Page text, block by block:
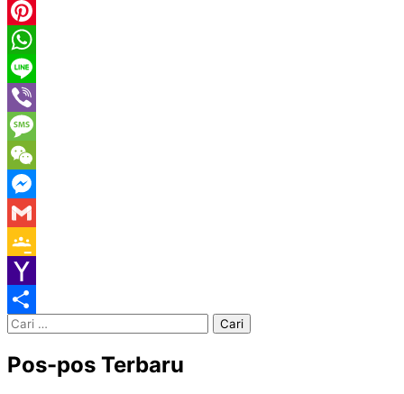
Email
Pinterest
WhatsApp
Line
Viber
Message
WeChat
Messenger
Gmail
Google
Classroom
Yahoo
Mail
Share
Cari
untuk:
Pos-pos Terbaru